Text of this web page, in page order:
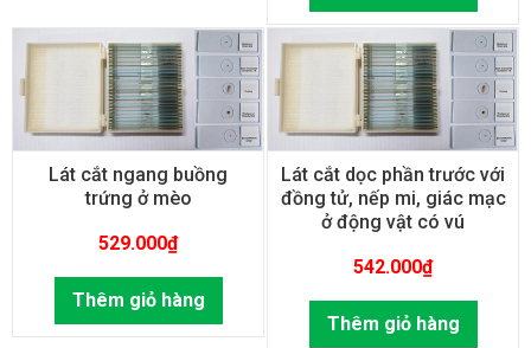
Lát cắt ngang buồng
trứng ở mèo
529.000₫
Thêm giỏ hàng
Lát cắt dọc phần trước với
đồng tử, nếp mi, giác mạc
ở động vật có vú
542.000₫
Thêm giỏ hàng